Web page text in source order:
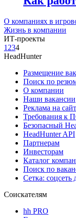
О компаниях в
Жизнь в компании
ИТ-проекты
1 234
HeadHunter
Размещение
Поиск по
О компании
Наши вакансии
Реклама на
Требования к
Безопасный
HeadHunter API
Партнерам
Инвесторам
Каталог
Поиск по
Сетка: соцсеть
Соискателям
hh PRO